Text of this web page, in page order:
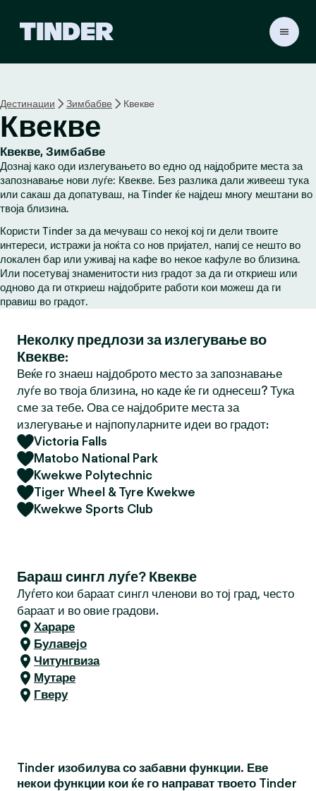
r
e
Дестинации Зимбабве Квекве
Квекве
Квекве, Зимбабве
Дознај како оди излегувањето во едно од најдобрите места за
запознавање нови луѓе: Квекве. Без разлика дали живееш тука
или сакаш да допатуваш, на Tinder ќе најдеш многу мештани во
твоја близина.
Користи Tinder за да мечуваш со некој кој ги дели твоите
интереси, истражи ја ноќта со нов пријател, напиј се нешто во
локален бар или уживај на кафе во некое кафуле во близина.
Или посетувај знаменитости низ градот за да ги откриеш или
одново да ги откриеш најдобрите работи кои можеш да ги
правиш во градот.
Неколку предлози за излегување во
Квекве:
Веќе го знаеш најдоброто место за запознавање
луѓе во твоја близина, но каде ќе ги однесеш? Тука
сме за тебе. Ова се најдобрите места за
излегување и најпопуларните идеи во градот:
Victoria Falls
Matobo National Park
Kwekwe Polytechnic
Tiger Wheel & Tyre Kwekwe
Kwekwe Sports Club
Бараш сингл луѓе? Квекве
Луѓето кои бараат сингл членови во тој град, често
бараат и во овие градови.
Хараре
Булавејо
Читунгвиза
Мутаре
Гверу
Tinder изобилува со забавни функции. Еве
некои функции кои ќе го направат твоето Tinder